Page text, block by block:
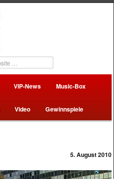
VIP-News Music-Box
Video Gewinnspiele
5. August 2010